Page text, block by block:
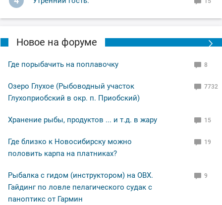
Ну а вам Друзья желаю НХНЧ и чтобы от рыболовного
С уважением Шнивовод!🤝
Новое на форуме
Где порыбачить на поплавочку 8
Озеро Глухое (Рыбоводный участок
Глухоприобский в окр. п. Приобский)
7732
Хранение рыбы, продуктов ... и т.д. в жару 15
Где близко к Новосибирску можно
половить карпа на платниках?
19
Рыбалка с гидом (инструктором) на ОВХ.
Гайдинг по ловле пелагического судак с
паноптикс от Гармин
9